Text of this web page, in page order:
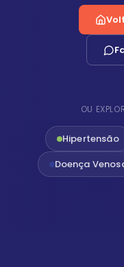
OU
Hipertensão
Doença